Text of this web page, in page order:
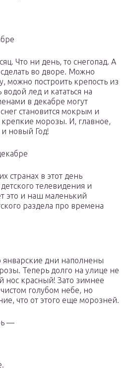
Что ни день, то снегопад. А
во дворе. Можно
можно построить крепость из
лед и кататься на
в декабре могут
становится мокрым и
морозы. И, главное,
новый Год!
странах в этот день
телевидения и
это и наш маленький
раздела про времена
январские дни наполнены
Теперь долго на улице не
нос красный! Зато зимнее
голубом небе, но
что от этого еще морозней.
—